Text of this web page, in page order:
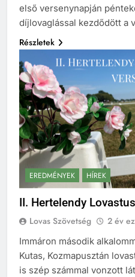
első versenynapján
díjlovaglással kezdődött a
Részletek
EREDMÉNYEK HÍREK
II. Hertelendy
Lovas Szövetség 2 év
Immáron második
Kutas, Kozmapusztán
is szép számmal vonzott